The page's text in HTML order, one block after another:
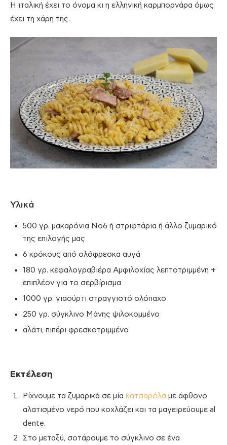
Η ιταλική έχει το όνομα κι η ελληνική καρμπορνάρα όμως
έχει τη χάρη της.
Υλικά
500 γρ. μακαρόνια Νο6 ή στριφτάρια ή άλλο ζυμαρικό
της επιλογής μας
6 κρόκους από ολόφρεσκα αυγά
180 γρ. κεφαλογραβιέρα Αμφιλοχίας λεπτοτριμμένη +
επιπλέον για το σερβίρισμα
1000 γρ. γιαούρτι στραγγιστό ολόπαχο
250 γρ. σύγκλινο Μάνης ψιλοκομμένο
αλάτι, πιπέρι φρεσκοτριμμένο
Εκτέλεση
Ρίχνουμε τα ζυμαρικά σε μία κατσαρόλα με άφθονο
αλατισμένο νερό που κοχλάζει και τα μαγειρεύουμε al
dente.
Στο μεταξύ, σοτάρουμε το σύγκλινο σε ένα